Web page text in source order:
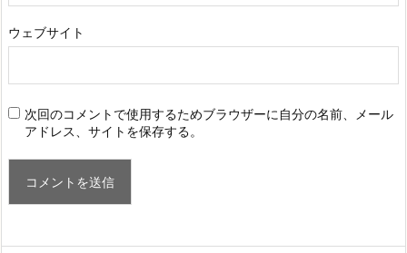
ウェブサイト
次回のコメントで使用するためブラウザーに自分の名前、メール
アドレス、サイトを保存する。